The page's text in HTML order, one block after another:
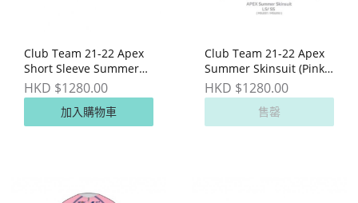
Club Team 21-22 Apex
Short Sleeve Summer
Skinsuit (Red/White
Special Edition)
HKD $1280.00
加入購物車
Club Team 21-22 Apex
Summer Skinsuit (Pink
Special Edition)
HKD $1280.00
售罄